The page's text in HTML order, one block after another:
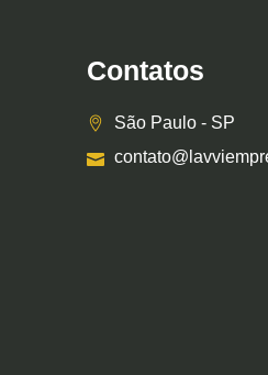
Contatos
São Paulo - SP